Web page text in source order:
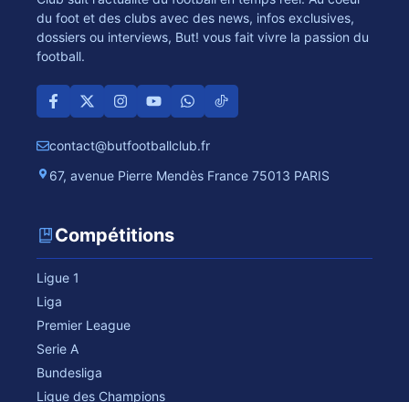
du foot et des clubs avec des news, infos exclusives,
dossiers ou interviews, But! vous fait vivre la passion du
football.
contact@butfootballclub.fr
67, avenue Pierre Mendès France 75013 PARIS
Compétitions
Ligue 1
Liga
Premier League
Serie A
Bundesliga
Ligue des Champions